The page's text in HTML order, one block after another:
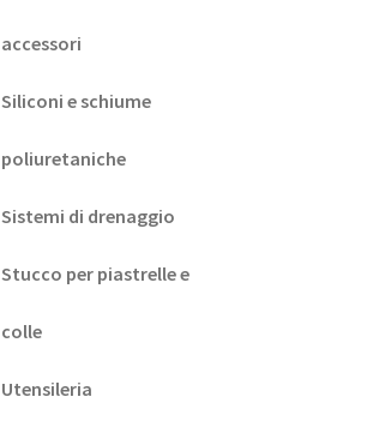
accessori
Siliconi e schiume
poliuretaniche
Sistemi di drenaggio
Stucco per piastrelle e
colle
Utensileria